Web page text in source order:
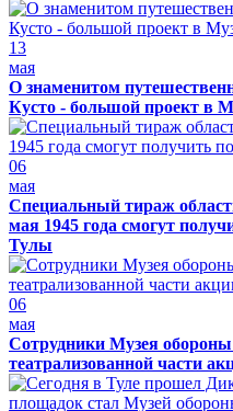
13
мая
О знаменитом
Кусто - большой проект в
06
мая
Специальный тираж
мая 1945 года смогут
Тулы
06
мая
Сотрудники Музея
театрализованной части